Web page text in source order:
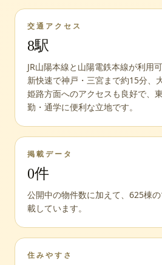
交通アクセス
8駅
JR山陽本線と山陽電鉄本線が利用
新快速で神戸・三宮まで約15分、
姫路方面へのアクセスも良好で、
勤・通学に便利な立地です。
掲載データ
0件
公開中の物件数に加えて、 625棟
載しています。
住みやすさ